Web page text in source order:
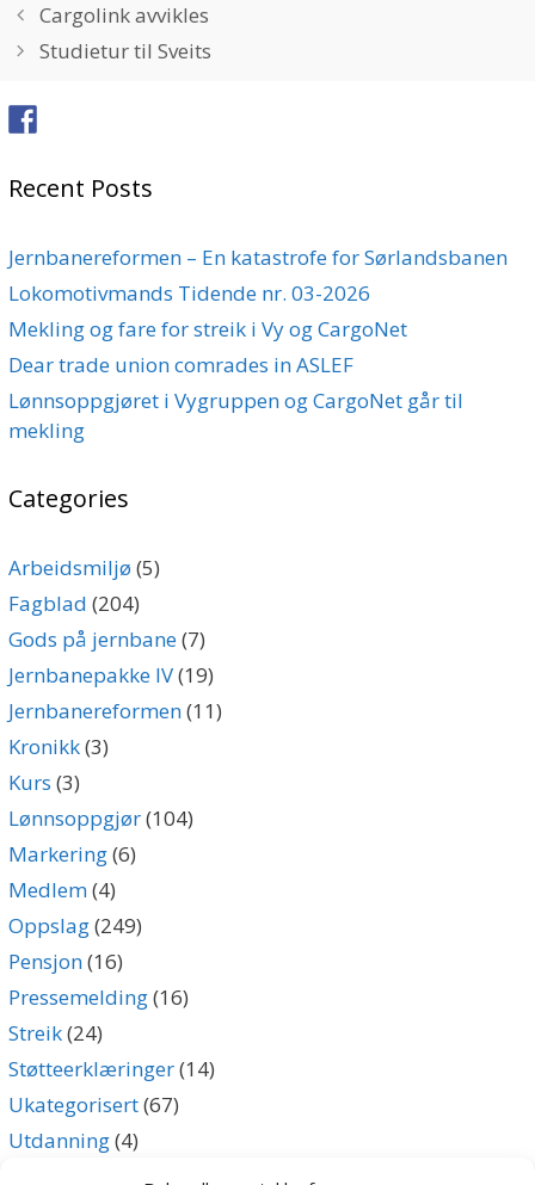
Cargolink avvikles
Studietur til Sveits
Recent Posts
Jernbanereformen – En katastrofe for Sørlandsbanen
Lokomotivmands Tidende nr. 03-2026
Mekling og fare for streik i Vy og CargoNet
Dear trade union comrades in ASLEF
Lønnsoppgjøret i Vygruppen og CargoNet går til
mekling
Categories
Arbeidsmiljø (5)
Fagblad (204)
Gods på jernbane(7)
Jernbanepakke IV(19)
Jernbanereformen(11)
Kronikk(3)
Kurs (3)
Lønnsoppgjør(104)
Markering(6)
Medlem(4)
Oppslag(249)
Pensjon(16)
Pressemelding(16)
Streik(24)
Støtteerklæringer(14)
Ukategorisert(67)
Utdanning(4)